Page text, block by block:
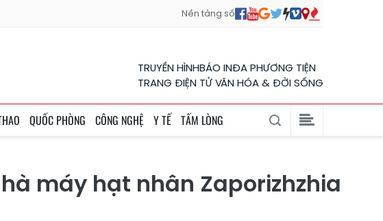
Nền tảng số
TRUYỀN HÌNHBÁO INĐA PHƯƠNG TIỆN
TRANG ĐIỆN TỬ VĂN HÓA & ĐỜI SỐNG
QUỐC PHÒNG CÔNG NGHỆ Y TẾ TẤM LÒNG
máy hạt nhân Zaporizhzhia